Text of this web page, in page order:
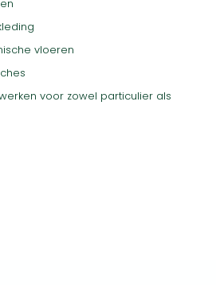
vloeren
voor zowel particulier als